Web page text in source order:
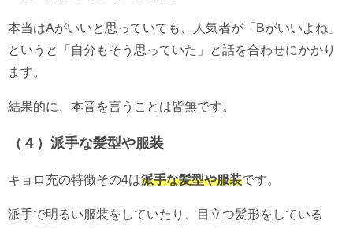
本当はAがいいと思っていても、人気者が「Bがいいよね」
というと「自分もそう思っていた」と話を合わせにかかり
ます。
結果的に、本音を言うことは皆無です。
（４）派手な髪型や服装
キョロ充の特徴その4は派手な髪型や服装です。
派手で明るい服装をしていたり、目立つ髪形をしている